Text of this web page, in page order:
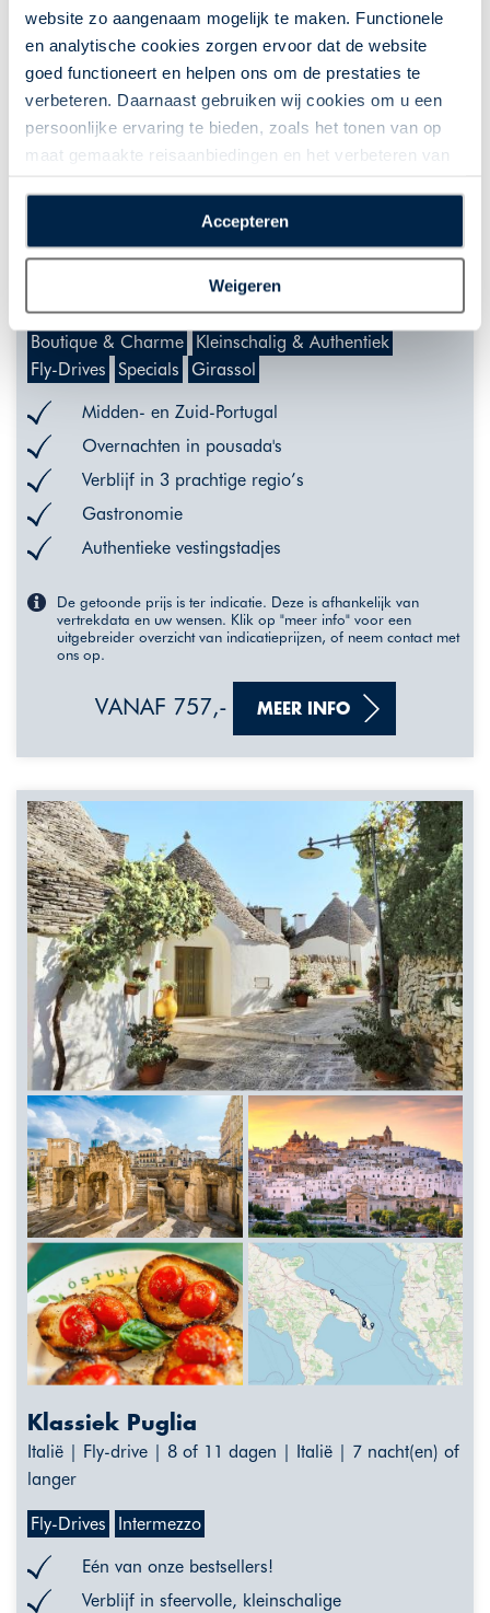
website zo aangenaam mogelijk te maken. Functionele
en analytische cookies zorgen ervoor dat de website
goed functioneert en helpen ons om de prestaties te
verbeteren. Daarnaast gebruiken wij cookies om u een
persoonlijke ervaring te bieden, zoals het tonen van op
maat gemaakte reisaanbiedingen en het verbeteren van
plaatsen van alle hierboven beschreven cookies en
technologieën, waarmee persoonlijke gegevens kunnen
worden verzameld. Indien u kiest voor “Weigeren”
plaatsen wij enkel functionele cookies, en zal er geen
sprake zijn van gepersonaliseerde content.
Accepteren
Weigeren
rondreis door Midden- en Zuid-
Portugal
Boutique & Charme
Kleinschalig & Authentiek
Fly-Drives
Specials Girassol
Midden- en Zuid-Portugal
Overnachten in pousada's
Verblijf in 3 prachtige regio’s
Gastronomie
Authentieke vestingstadjes
De getoonde prijs is ter indicatie. Deze is afhankelijk van
vertrekdata en uw wensen. Klik op "meer info" voor een
uitgebreider overzicht van indicatieprijzen, of neem contact met
ons op.
VANAF 757,- MEER INFO
Klassiek Puglia
Italië | Fly-drive | 8 of 11 dagen | Italië | 7 nacht(en) of
langer
Fly-Drives Intermezzo
Eén van onze bestsellers!
Verblijf in sfeervolle, kleinschalige